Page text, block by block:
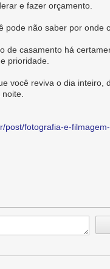
e fazer orçamento.
pode não saber por onde
de casamento há
prioridade.
você reviva o dia inteiro,
post/fotografia-e-